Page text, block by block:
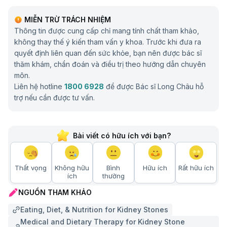
MIỄN TRỪ TRÁCH NHIỆM
Thông tin được cung cấp chỉ mang tính chất tham khảo,
không thay thế ý kiến tham vấn y khoa. Trước khi đưa ra
quyết định liên quan đến sức khỏe, bạn nên được bác sĩ
thăm khám, chẩn đoán và điều trị theo hướng dẫn chuyên
môn.
Liên hệ hotline 1800 6928 để được Bác sĩ Long Châu hỗ
trợ nếu cần được tư vấn.
Bài viết có hữu ích với bạn?
Thất vọng
Không hữu
ích
Bình
thường
Hữu ích Rất hữu ích
NGUỒN THAM KHẢO
Eating, Diet, & Nutrition for Kidney Stones
Medical and Dietary Therapy for Kidney Stone